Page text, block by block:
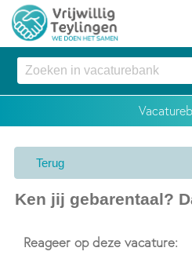
Reageer op deze vacature: